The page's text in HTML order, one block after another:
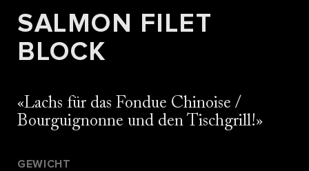
SALMON FILET
BLOCK
Lachs für das Fondue Chinoise /
Bourguignonne und den Tischgrill!
GEWICHT